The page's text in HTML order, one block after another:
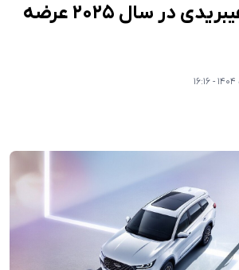
چری 19 مدل هیبریدی در سال 2025 عرضه